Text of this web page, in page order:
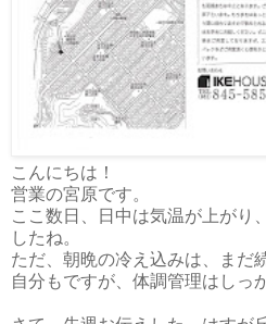
こんにちは！
営業の宮原です。
ここ数日、日中は気温が上がり
したね。
ただ、朝晩の冷え込みは、まだ
自分もですが、体調管理はしっ